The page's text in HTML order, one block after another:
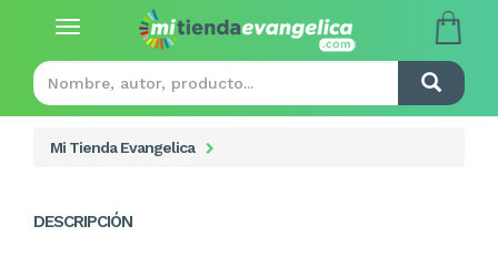
Toggle
Mi Tienda Evangelica
DESCRIPCIÓN